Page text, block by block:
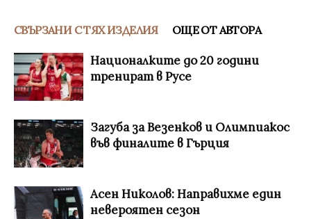
СВЪРЗАНИ С ТЯХ ИЗДЕЛИЯ ОЩЕ ОТ АВТОРА
Националките до 20 години
тренират в Русе
Загуба за Везенков и Олимпиакос
във финалите в Гърция
Асен Николов: Направихме един
невероятен сезон